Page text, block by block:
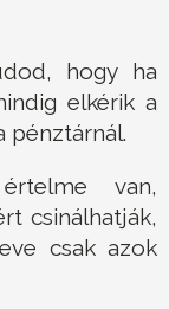
hogy ha
elkérik a
pénztárnál.
van,
csinálhatják,
csak azok